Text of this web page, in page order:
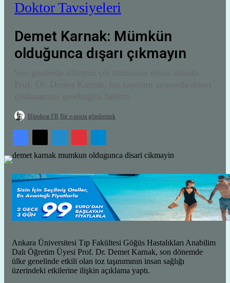
Doktor Tavsiyeleri
Demet Karnak: Mümkün
olduğunca dışarı çıkmayın
Hipokrat FR Bir e-posta göndermek
Ankara Üniversitesi Tıp Fakültesi Göğüs Hastalıkları Anabilim
Dalı Öğretim Üyesi Prof. Dr. Demet Karnak, son dönemde
ülke genelinde etkili olan toz taşınımının insan sağlığı
üzerindeki etkilerine ilişkin açıklama yaptı.